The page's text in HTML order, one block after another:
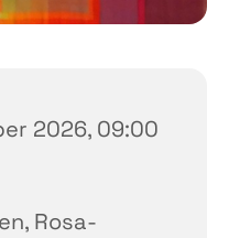
2026, 09:00
Rosa-